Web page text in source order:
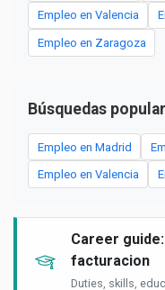
Empleo en Valencia
Empleo en Zaragoza
Búsquedas
Empleo en Madrid
Empleo en Valencia
Career
facturacion
Duties, skills,